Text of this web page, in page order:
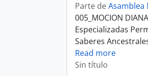
Parte deAsamblea
005_MOCION
Especializadas
Saberes
Read more
Sin título